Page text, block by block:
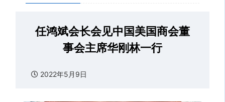
任鸿斌会长会见中国美国商会董
事会主席华刚林一行
2022年5月9日